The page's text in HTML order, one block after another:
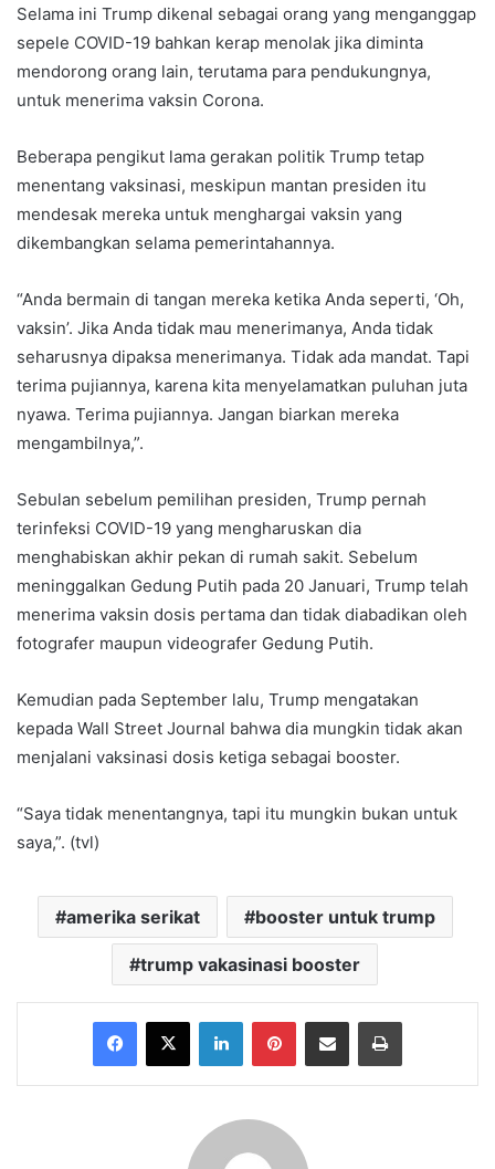
Selama ini Trump dikenal sebagai orang yang menganggap
sepele COVID-19 bahkan kerap menolak jika diminta
mendorong orang lain, terutama para pendukungnya,
untuk menerima vaksin Corona.
Beberapa pengikut lama gerakan politik Trump tetap
menentang vaksinasi, meskipun mantan presiden itu
mendesak mereka untuk menghargai vaksin yang
dikembangkan selama pemerintahannya.
“Anda bermain di tangan mereka ketika Anda seperti, ‘Oh,
vaksin’. Jika Anda tidak mau menerimanya, Anda tidak
seharusnya dipaksa menerimanya. Tidak ada mandat. Tapi
terima pujiannya, karena kita menyelamatkan puluhan juta
nyawa. Terima pujiannya. Jangan biarkan mereka
mengambilnya,”.
Sebulan sebelum pemilihan presiden, Trump pernah
terinfeksi COVID-19 yang mengharuskan dia
menghabiskan akhir pekan di rumah sakit. Sebelum
meninggalkan Gedung Putih pada 20 Januari, Trump telah
menerima vaksin dosis pertama dan tidak diabadikan oleh
fotografer maupun videografer Gedung Putih.
Kemudian pada September lalu, Trump mengatakan
kepada Wall Street Journal bahwa dia mungkin tidak akan
menjalani vaksinasi dosis ketiga sebagai booster.
“Saya tidak menentangnya, tapi itu mungkin bukan untuk
saya,”. (tvl)
amerika serikat booster untuk trump
trump vakasinasi booster
Facebook
X LinkedInPinterestShare via Email Print